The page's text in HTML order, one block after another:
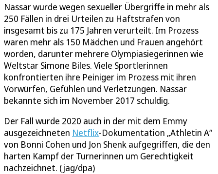
Nassar wurde wegen sexueller Übergriffe in mehr als
250 Fällen in drei Urteilen zu Haftstrafen von
insgesamt bis zu 175 Jahren verurteilt. Im Prozess
waren mehr als 150 Mädchen und Frauen angehört
worden, darunter mehrere Olympiasiegerinnen wie
Weltstar Simone Biles. Viele Sportlerinnen
konfrontierten ihre Peiniger im Prozess mit ihren
Vorwürfen, Gefühlen und Verletzungen. Nassar
bekannte sich im November 2017 schuldig.
Der Fall wurde 2020 auch in der mit dem Emmy
ausgezeichneten Netflix-Dokumentation „Athletin A“
von Bonni Cohen und Jon Shenk aufgegriffen, die den
harten Kampf der Turnerinnen um Gerechtigkeit
nachzeichnet. (jag/dpa)